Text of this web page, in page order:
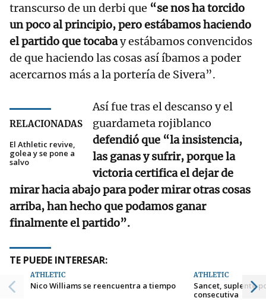
transcurso de un derbi que “se nos ha torcido
un poco al principio, pero estábamos haciendo
el partido que tocabay estábamos convencidos
de que haciendo las cosas así íbamos a poder
acercarnos más a la portería de Sivera”.
RELACIONADAS
El Athletic revive,
golea y se pone a
salvo
Así fue tras el descanso y el
guardameta rojiblanco
defendió que “la insistencia,
las ganas y sufrir, porque la
victoria certifica el dejar de
mirar hacia abajo para poder mirar otras cosas
arriba, han hecho que podamos ganar
finalmente el partido”.
TE PUEDE INTERESAR:
ATHLETIC
Nico Williams se reencuentra a tiempo
ATHLETIC
Sancet, suplente
consecutiva